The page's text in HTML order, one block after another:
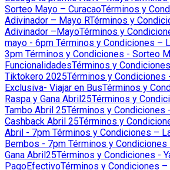
Sorteo Mayo – CuracaoTérminos y
Adivinador – Mayo RTérminos y
Adivinador –MayoTérminos y
mayo - 6pm Términos y Condiciones –
3pm Términos y Condiciones - Sorteo
FuncionalidadesTérminos y
Tiktokero 2025Términos y Condiciones
Exclusiva- Viajar en BusTérminos y
Raspa y Gana Abril25Términos y
Tambo Abril 25Términos y Condiciones
Cashback Abril 25Términos y
Abril - 7pm Términos y Condiciones –
Bembos - 7pm Términos y Condiciones
Gana Abril25Términos y Condiciones -
PagoEfectivoTérminos y Condiciones –